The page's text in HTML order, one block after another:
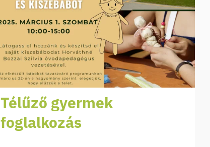
Télűző gyermek
foglalkozás